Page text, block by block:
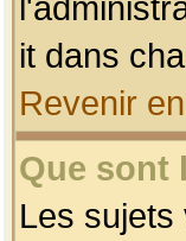
it dans
Revenir
Que sont
Les sujets